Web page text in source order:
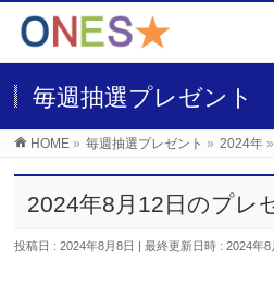
毎週抽選プレゼント
HOME » 毎週抽選プレゼント » 2024年 »
2024年8月12日のプレ
投稿日 : 2024年8月8日 最終更新日時 : 2024年8